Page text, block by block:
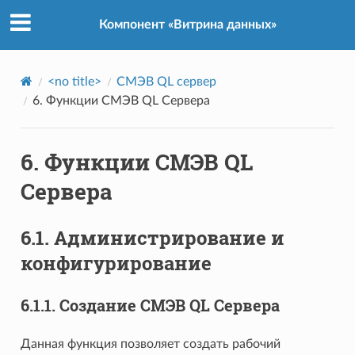
Компонент «Витрина данных»
<no title>
СМЭВ QL сервер
6. Функции СМЭВ QL Сервера
6. Функции СМЭВ QL
Сервера
6.1. Администрирование и
конфигурирование
6.1.1. Создание СМЭВ QL Сервера
Данная функция позволяет создать рабочий